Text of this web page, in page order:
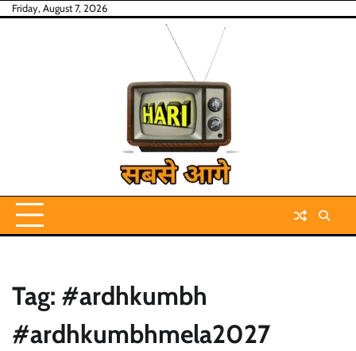
SkipFriday, August 7, 2026
Tag: #ardhkumbh
#ardhkumbhmela2027